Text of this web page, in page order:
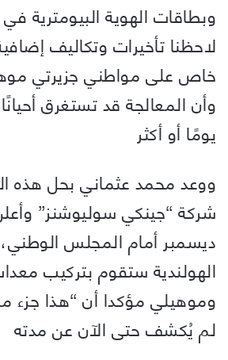
لاحظنا تأخيرات وتكاليف
خاص على مواطني جزيرتي
يومًا أو أكثر
ووعد محمد عثماني بحل هذه
ديسمبر أمام المجلس
الهولندية ستقوم بتركيب
وموهيلي مؤكدا أن “هذا جزء
لم يُكشف حتى الآن عن مدته